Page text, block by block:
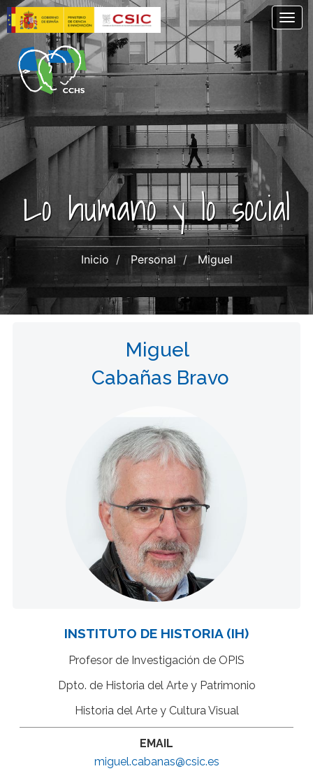
Pasar
al
contenido
principal
Lo humano y lo social
Inicio Personal Miguel
Miguel
Cabañas Bravo
INSTITUTO DE HISTORIA (IH)
Profesor de Investigación de OPIS
Dpto. de Historia del Arte y Patrimonio
Historia del Arte y Cultura Visual
EMAIL
miguel.cabanas@csic.es